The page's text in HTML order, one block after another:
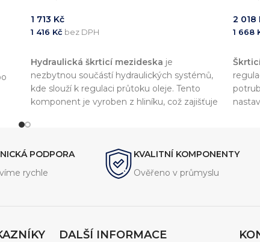
1 713 Kč
1 416 Kč bez DPH
Hydraulická škrticí mezideska je
nezbytnou součástí hydraulických systémů,
kde slouží k regulaci průtoku oleje. Tento
komponent je vyroben z hliníku, což zajišťuje
l/minje ideální pro široké spektrum aplikací.
2 018
1 668
PODPORA
rychle
KVALITNÍ KOMPONENTY
Ověřeno v průmyslu
DALŠÍ INFORMACE